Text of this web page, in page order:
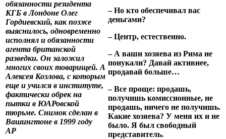
обязанности резидента
КГБ в Лондоне Олег
Гордиевский, как позже
выяснилось, одновременно
исполнял и обязанности
агента британской
разведки. Он заложил
многих своих товарищей. А
Алексея Козлова, с которым
еще и учился в институте,
фактически обрек на
пытки в ЮАРовской
тюрьме. Снимок сделан в
Вашингтоне в 1999 году
AP
– Но кто обеспечивал вас
деньгами?
– Центр, естественно.
– А ваши хозяева из Рима не
понукали? Давай активнее,
продавай больше…
– Все проще: продашь,
получишь комиссионные, не
продашь, ничего не получишь.
Какие хозяева? У меня их и не
было. Я был свободный
представитель.